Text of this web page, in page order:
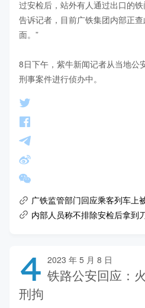
过安检后，站外有人通过出口的
告诉记者，目前广铁集团内部正
面。”
8日下午，紫牛新闻记者从当地公
刑事案件进行侦办中。
广铁监管部门回应乘客列车上
内部人员称不排除安检后拿到
4 2023 年 5 月 8 日
铁路公安回应：
刑拘